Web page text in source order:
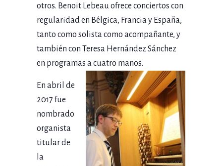
otros. Benoit Lebeau ofrece conciertos con
regularidad en Bélgica, Francia y España,
tanto como solista como acompañante, y
también con Teresa Hernández Sánchez
en programas a cuatro manos.
En abril de
2017 fue
nombrado
organista
titular de
la